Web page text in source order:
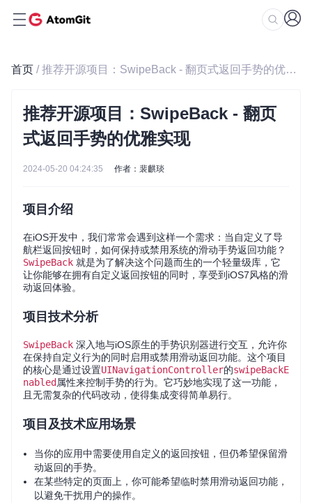
首页 / 推荐开源项目：SwipeBack - 翻页式返回手势的优雅实现
推荐开源项目：SwipeBack - 翻页
式返回手势的优雅实现
2024-05-20 04:24:35 作者：裴麒琰
项目介绍
在iOS开发中，我们常常会遇到这样一个需求：当自定义了导
航栏返回按钮时，如何保持或禁用系统的滑动手势返回功能？
SwipeBack 就是为了解决这个问题而生的一个轻量级库，它
让你能够在拥有自定义返回按钮的同时，享受到iOS7风格的滑
动返回体验。
项目技术分析
SwipeBack 深入地与iOS原生的手势识别器进行交互，允许你
在保持自定义行为的同时启用或禁用滑动返回功能。这个项目
的核心是通过设置UINavigationController的swipeBackE
nabled 属性来控制手势的行为。它巧妙地实现了这一功能，
且无需复杂的代码改动，使得集成变得简单易行。
项目及技术应用场景
当你的应用中需要使用自定义的返回按钮，但仍希望保留滑
动返回的手势。
在某些特定的页面上，你可能希望临时禁用滑动返回功能，
以避免干扰用户的操作。